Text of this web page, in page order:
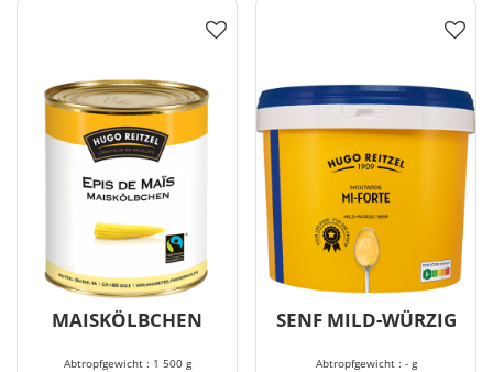
MAISKÖLBCHEN
Abtropfgewicht : 1 500 g
SENF MILD-WÜRZIG
Abtropfgewicht : - g